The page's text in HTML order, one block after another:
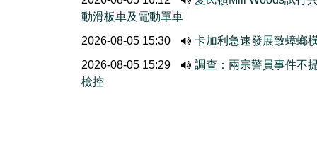
動滑板車及電動單車
2026-08-05 15:30
卡加利急速發展致蟑螂
2026-08-05 15:29
調查：兩宗警員事件不
檢控